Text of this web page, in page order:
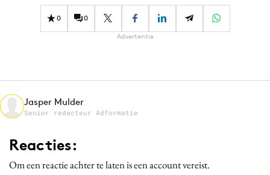
Influencer marketing
Interne communicatie
Merkstrategie
PR
Programmatic
Reputatie & crisis
0 0
Advertentie
Jasper Mulder
Senior redacteur Adformatie
Reacties:
Om een reactie achter te laten is een account vereist.